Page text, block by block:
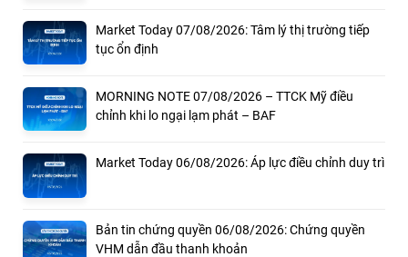
Market Today 07/08/2026: Tâm lý thị trường tiếp
tục ổn định
MORNING NOTE 07/08/2026 – TTCK Mỹ điều
chỉnh khi lo ngại lạm phát – BAF
Market Today 06/08/2026: Áp lực điều chỉnh duy trì
Bản tin chứng quyền 06/08/2026: Chứng quyền
VHM dẫn đầu thanh khoản